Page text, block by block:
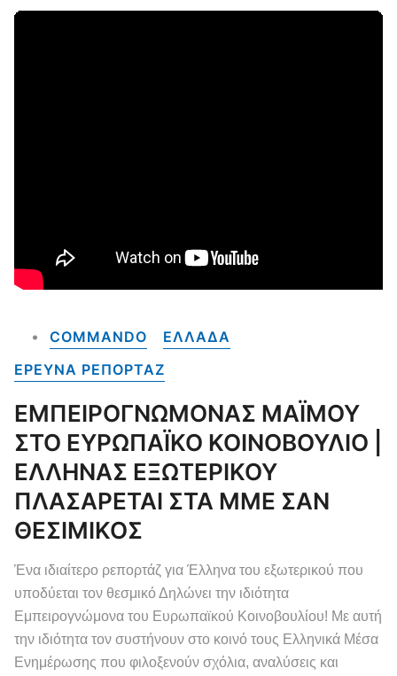
COMMANDO
ΕΛΛΑΔΑ
ΕΡΕΥΝΑ ΡΕΠΟΡΤΑΖ
ΕΜΠΕΙΡΟΓΝΩΜΟΝΑΣ ΜΑΪΜΟΥ
ΣΤΟ ΕΥΡΩΠΑΪΚΟ ΚΟΙΝΟΒΟΥΛΙΟ |
ΕΛΛΗΝΑΣ ΕΞΩΤΕΡΙΚΟΥ
ΠΛΑΣΑΡΕΤΑΙ ΣΤΑ ΜΜΕ ΣΑΝ
ΘΕΣΙΜΙΚΟΣ
Ένα ιδιαίτερο ρεπορτάζ για Έλληνα του εξωτερικού που
υποδύεται τον θεσμικό Δηλώνει την ιδιότητα
Εμπειρογνώμονα του Ευρωπαϊκού Κοινοβουλίου! Με αυτή
την ιδιότητα τον συστήνουν στο κοινό τους Ελληνικά Μέσα
Ενημέρωσης που φιλοξενούν σχόλια, αναλύσεις και